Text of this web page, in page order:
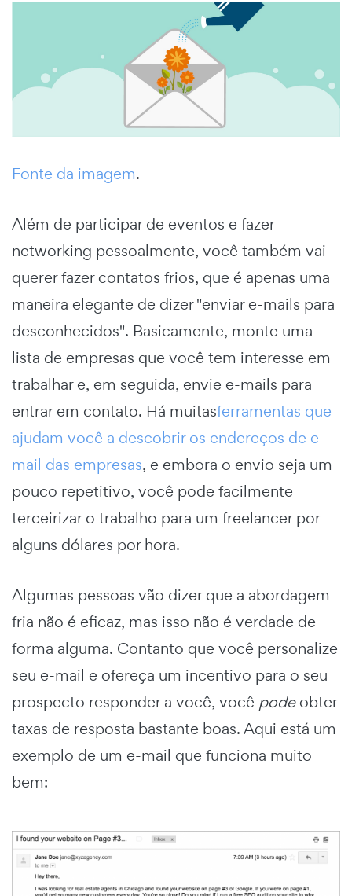
Fonte da imagem.
Além de participar de eventos e fazer
networking pessoalmente, você também vai
querer fazer contatos frios, que é apenas uma
maneira elegante de dizer "enviar e-mails para
desconhecidos". Basicamente, monte uma
lista de empresas que você tem interesse em
trabalhar e, em seguida, envie e-mails para
entrar em contato. Há muitasferramentas que
ajudam você a descobrir os endereços de e-
mail das empresas, e embora o envio seja um
pouco repetitivo, você pode facilmente
terceirizar o trabalho para um freelancer por
alguns dólares por hora.
Algumas pessoas vão dizer que a abordagem
fria não é eficaz, mas isso não é verdade de
forma alguma. Contanto que você personalize
seu e-mail e ofereça um incentivo para o seu
prospecto responder a você, você podeobter
taxas de resposta bastante boas. Aqui está um
exemplo de um e-mail que funciona muito
bem: